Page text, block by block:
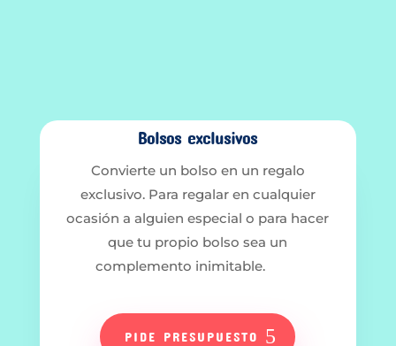
Bolsos exclusivos
Convierte un bolso en un regalo
exclusivo. Para regalar en cualquier
ocasión a alguien especial o para hacer
que tu propio bolso sea un
complemento inimitable.
PIDE PRESUPUESTO